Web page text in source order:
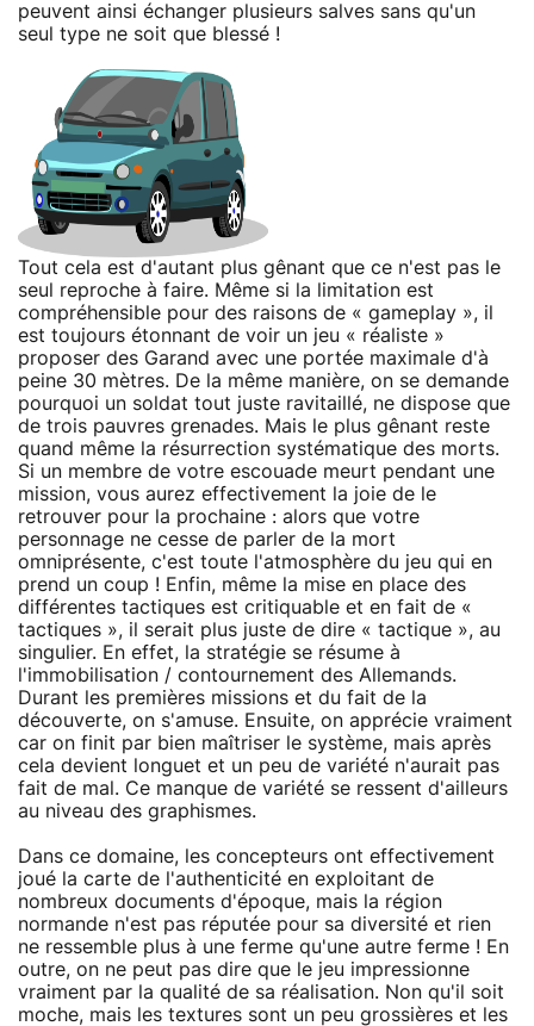
peuvent ainsi échanger plusieurs salves sans qu'un
seul type ne soit que blessé !
Tout cela est d'autant plus gênant que ce n'est pas le
seul reproche à faire. Même si la limitation est
compréhensible pour des raisons de « gameplay », il
est toujours étonnant de voir un jeu « réaliste »
proposer des Garand avec une portée maximale d'à
peine 30 mètres. De la même manière, on se demande
pourquoi un soldat tout juste ravitaillé, ne dispose que
de trois pauvres grenades. Mais le plus gênant reste
quand même la résurrection systématique des morts.
Si un membre de votre escouade meurt pendant une
mission, vous aurez effectivement la joie de le
retrouver pour la prochaine : alors que votre
personnage ne cesse de parler de la mort
omniprésente, c'est toute l'atmosphère du jeu qui en
prend un coup ! Enfin, même la mise en place des
différentes tactiques est critiquable et en fait de «
tactiques », il serait plus juste de dire « tactique », au
singulier. En effet, la stratégie se résume à
l'immobilisation / contournement des Allemands.
Durant les premières missions et du fait de la
découverte, on s'amuse. Ensuite, on apprécie vraiment
car on finit par bien maîtriser le système, mais après
cela devient longuet et un peu de variété n'aurait pas
fait de mal. Ce manque de variété se ressent d'ailleurs
au niveau des graphismes.
Dans ce domaine, les concepteurs ont effectivement
joué la carte de l'authenticité en exploitant de
nombreux documents d'époque, mais la région
normande n'est pas réputée pour sa diversité et rien
ne ressemble plus à une ferme qu'une autre ferme ! En
outre, on ne peut pas dire que le jeu impressionne
vraiment par la qualité de sa réalisation. Non qu'il soit
moche, mais les textures sont un peu grossières et les